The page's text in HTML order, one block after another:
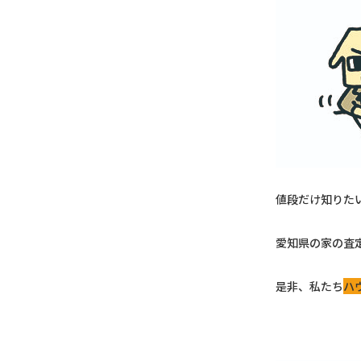
値段だけ知りた
愛知県の家の査
是非、私たちハ